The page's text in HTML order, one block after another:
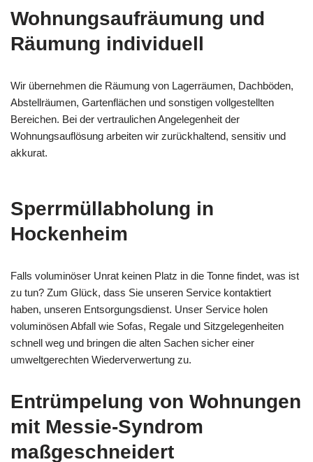
Wohnungsaufräumung und
Räumung individuell
Wir übernehmen die Räumung von Lagerräumen, Dachböden,
Abstellräumen, Gartenflächen und sonstigen vollgestellten
Bereichen. Bei der vertraulichen Angelegenheit der
Wohnungsauflösung arbeiten wir zurückhaltend, sensitiv und
akkurat.
Sperrmüllabholung in
Hockenheim
Falls voluminöser Unrat keinen Platz in die Tonne findet, was ist
zu tun? Zum Glück, dass Sie unseren Service kontaktiert
haben, unseren Entsorgungsdienst. Unser Service holen
voluminösen Abfall wie Sofas, Regale und Sitzgelegenheiten
schnell weg und bringen die alten Sachen sicher einer
umweltgerechten Wiederverwertung zu.
Entrümpelung von Wohnungen
mit Messie-Syndrom
maßgeschneidert